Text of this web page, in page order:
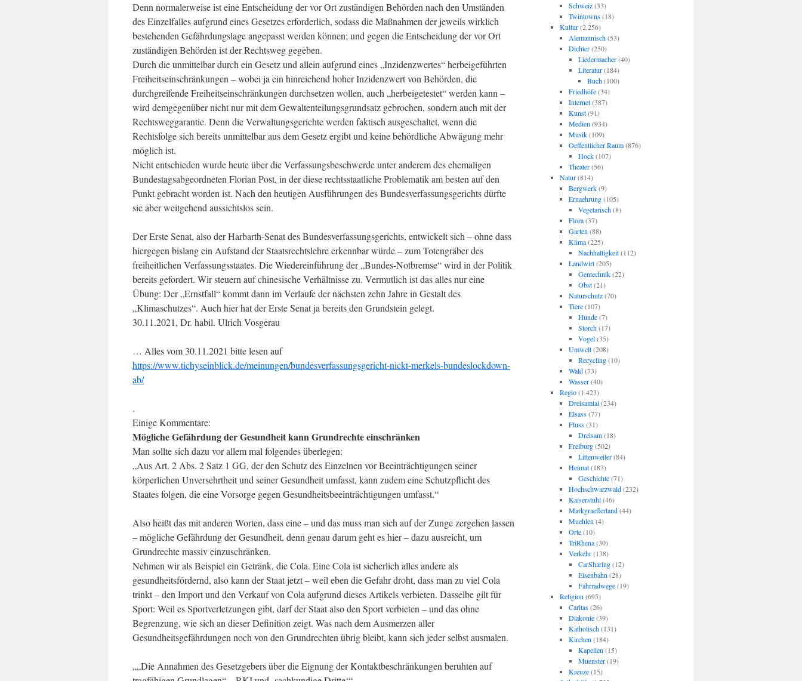
Denn normalerweise ist eine Entscheidung der vor Ort zuständigen Behörden nach den Umständen
des Einzelfalles aufgrund eines Gesetzes erforderlich, sodass die Maßnahmen der jeweils wirklich
bestehenden Gefährdungslage angepasst werden können; und gegen die Entscheidung der vor Ort
zuständigen Behörden ist der Rechtsweg gegeben.
Durch die unmittelbar durch ein Gesetz und allein aufgrund eines „Inzidenzwertes“ herbeigeführten
Freiheitseinschränkungen – wobei ja ein hinreichend hoher Inzidenzwert von Behörden, die
durchgreifende Freiheitseinschränkungen durchsetzen wollen, auch „herbeigetestet“ werden kann –
wird demgegenüber nicht nur mit dem Gewaltenteilungsgrundsatz gebrochen, sondern auch mit der
Rechtsweggarantie. Denn die Verwaltungsgerichte werden faktisch ausgeschaltet, wenn die
Rechtsfolge sich bereits unmittelbar aus dem Gesetz ergibt und keine behördliche Abwägung mehr
möglich ist.
Nicht entschieden wurde heute über die Verfassungsbeschwerde unter anderem des ehemaligen
Bundestagsabgeordneten Florian Post, in der diese rechtsstaatliche Problematik am besten auf den
Punkt gebracht worden ist. Nach den heutigen Ausführungen des Bundesverfassungsgerichts dürfte
sie aber weitgehend aussichtslos sein.
Der Erste Senat, also der Harbarth-Senat des Bundesverfassungsgerichts, entwickelt sich – ohne dass
hiergegen bislang ein Aufstand der Staatsrechtslehre erkennbar würde – zum Totengräber des
freiheitlichen Verfassungsstaates. Die Wiedereinführung der „Bundes-Notbremse“ wird in der Politik
bereits gefordert. Wir steuern auf chinesische Verhältnisse zu. Vermutlich ist das alles nur eine
Übung: Der „Ernstfall“ kommt dann im Verlaufe der nächsten zehn Jahre in Gestalt des
„Klimaschutzes“. Auch hier hat der Erste Senat ja bereits den Grundstein gelegt.
30.11.2021, Dr. habil. Ulrich Vosgerau
… Alles vom 30.11.2021 bitte lesen auf
https://www.tichyseinblick.de/meinungen/bundesverfassungsgericht-nickt-merkels-bundeslockdown-
ab/
.
Einige Kommentare:
Mögliche Gefährdung der Gesundheit kann Grundrechte einschränken
Man sollte sich dazu vor allem mal folgendes überlegen:
„Aus Art. 2 Abs. 2 Satz 1 GG, der den Schutz des Einzelnen vor Beeinträchtigungen seiner
körperlichen Unversehrtheit und seiner Gesundheit umfasst, kann zudem eine Schutzpflicht des
Staates folgen, die eine Vorsorge gegen Gesundheitsbeeinträchtigungen umfasst.“
Also heißt das mit anderen Worten, dass eine – und das muss man sich auf der Zunge zergehen lassen
– mögliche Gefährdung der Gesundheit, denn genau darum geht es hier – dazu ausreicht, um
Grundrechte massiv einzuschränken.
Nehmen wir als Beispiel ein Getränk, die Cola. Eine Cola ist sicherlich alles andere als
gesundheitsfördernd, also kann der Staat jetzt – weil eben die Gefahr droht, dass man zu viel Cola
trinkt – den Import und den Verkauf von Cola aufgrund dieses Artikels verbieten. Dasselbe gilt für
Sport: Weil es Sportverletzungen gibt, darf der Staat also den Sport verbieten – und das ohne
Begrenzung, wie sich an dieser Definition zeigt. Was nach dem Ausmerzen aller
Gesundheitsgefährdungen noch von den Grundrechten übrig bleibt, kann sich jeder selbst ausmalen.
„„Die Annahmen des Gesetzgebers über die Eignung der Kontaktbeschränkungen beruhten auf
Schweiz(33)
Twintowns(18)
Kultur(2.256)
Alemannisch(53)
Dichter(250)
Liedermacher(40)
Literatur(184)
Buch(100)
Friedhöfe(34)
Internet(387)
Kunst(91)
Medien (934)
Musik(109)
Oeffentlicher Raum(876)
Hock(107)
Theater(56)
Natur(814)
Bergwerk(9)
Ernaehrung(105)
Vegetarisch(8)
Flora(37)
Garten (88)
Klima(225)
Nachhaltigkeit(112)
Landwirt(205)
Gentechnik(22)
Obst(21)
Naturschutz(70)
Tiere(107)
Hunde(7)
Storch(17)
Vogel(35)
Umwelt(208)
Recycling(10)
Wald(73)
Wasser(40)
Regio(1.423)
Dreisamtal(234)
Elsass(77)
Fluss(31)
Dreisam(18)
Freiburg(502)
Littenweiler(84)
Heimat(183)
Geschichte(71)
Hochschwarzwald(232)
Kaiserstuhl(46)
Markgraeflerland(44)
Muehlen (4)
Orte(10)
TriRhena(30)
Verkehr(138)
CarSharing(12)
Eisenbahn (28)
Fahrradwege(19)
Religion (695)
Caritas(26)
Diakonie(39)
Katholisch(131)
Kirchen (184)
Kapellen (15)
Muenster(19)
Kreuze(15)